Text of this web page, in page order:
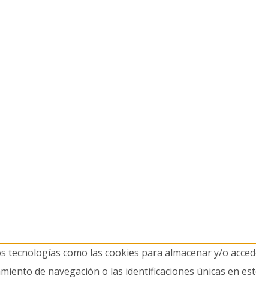
tecnologías como las cookies para almacenar y/o
de navegación o las identificaciones únicas en